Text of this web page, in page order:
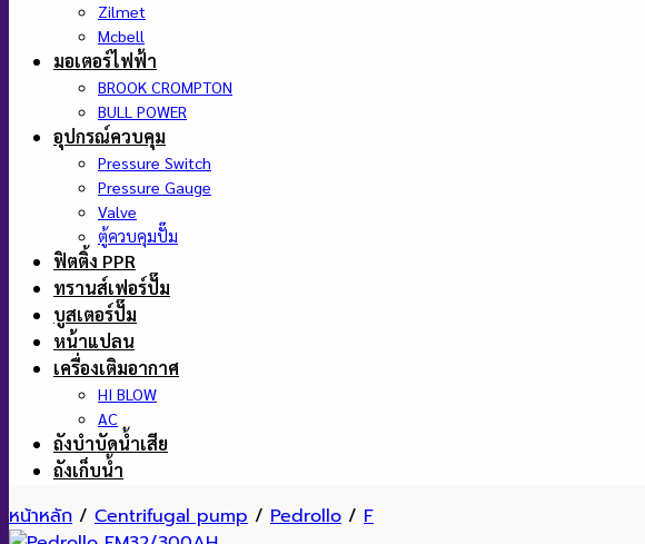
Zilmet
Mcbell
มอเตอร์ไฟฟ้า
BROOK CROMPTON
BULL POWER
อุปกรณ์ควบคุม
Pressure Switch
Pressure Gauge
Valve
ตู้ควบคุมปั๊ม
ฟิตติ้ง PPR
ทรานส์เฟอร์ปั๊ม
บูสเตอร์ปั๊ม
หน้าแปลน
เครื่องเติมอากาศ
HI BLOW
AC
ถังบำบัดน้ำเสีย
ถังเก็บน้ำ
หน้าหลัก / Centrifugal pump / Pedrollo / F